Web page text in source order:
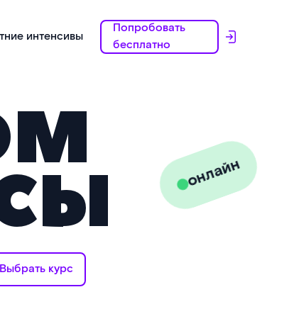
интенсивы
Попробовать
бесплатно
онлайн
Выбрать курс